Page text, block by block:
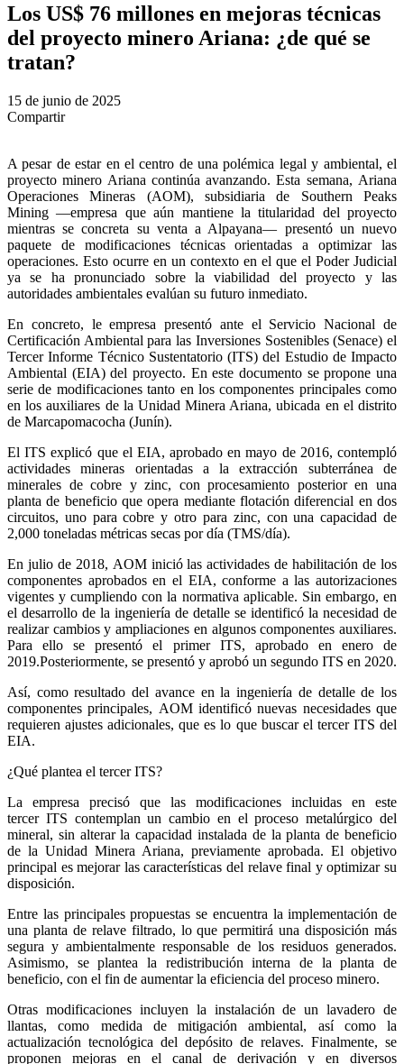
Los US$ 76 millones en mejoras técnicas
del proyecto minero Ariana: ¿de qué se
tratan?
15 de junio de 2025
Compartir
A pesar de estar en el centro de una polémica legal y ambiental, el
proyecto minero Ariana continúa avanzando. Esta semana, Ariana
Operaciones Mineras (AOM), subsidiaria de Southern Peaks
Mining —empresa que aún mantiene la titularidad del proyecto
mientras se concreta su venta a Alpayana— presentó un nuevo
paquete de modificaciones técnicas orientadas a optimizar las
operaciones. Esto ocurre en un contexto en el que el Poder Judicial
ya se ha pronunciado sobre la viabilidad del proyecto y las
autoridades ambientales evalúan su futuro inmediato.
En concreto, le empresa presentó ante el Servicio Nacional de
Certificación Ambiental para las Inversiones Sostenibles (Senace) el
Tercer Informe Técnico Sustentatorio (ITS) del Estudio de Impacto
Ambiental (EIA) del proyecto. En este documento se propone una
serie de modificaciones tanto en los componentes principales como
en los auxiliares de la Unidad Minera Ariana, ubicada en el distrito
de Marcapomacocha (Junín).
El ITS explicó que el EIA, aprobado en mayo de 2016, contempló
actividades mineras orientadas a la extracción subterránea de
minerales de cobre y zinc, con procesamiento posterior en una
planta de beneficio que opera mediante flotación diferencial en dos
circuitos, uno para cobre y otro para zinc, con una capacidad de
2,000 toneladas métricas secas por día (TMS/día).
En julio de 2018, AOM inició las actividades de habilitación de los
componentes aprobados en el EIA, conforme a las autorizaciones
vigentes y cumpliendo con la normativa aplicable. Sin embargo, en
el desarrollo de la ingeniería de detalle se identificó la necesidad de
realizar cambios y ampliaciones en algunos componentes auxiliares.
Para ello se presentó el primer ITS, aprobado en enero de
2019.Posteriormente, se presentó y aprobó un segundo ITS en 2020.
Así, como resultado del avance en la ingeniería de detalle de los
componentes principales, AOM identificó nuevas necesidades que
requieren ajustes adicionales, que es lo que buscar el tercer ITS del
EIA.
¿Qué plantea el tercer ITS?
La empresa precisó que las modificaciones incluidas en este
tercer ITS contemplan un cambio en el proceso metalúrgico del
mineral, sin alterar la capacidad instalada de la planta de beneficio
de la Unidad Minera Ariana, previamente aprobada. El objetivo
principal es mejorar las características del relave final y optimizar su
disposición.
Entre las principales propuestas se encuentra la implementación de
una planta de relave filtrado, lo que permitirá una disposición más
segura y ambientalmente responsable de los residuos generados.
Asimismo, se plantea la redistribución interna de la planta de
beneficio, con el fin de aumentar la eficiencia del proceso minero.
Otras modificaciones incluyen la instalación de un lavadero de
llantas, como medida de mitigación ambiental, así como la
actualización tecnológica del depósito de relaves. Finalmente, se
proponen mejoras en el canal de derivación y en diversos